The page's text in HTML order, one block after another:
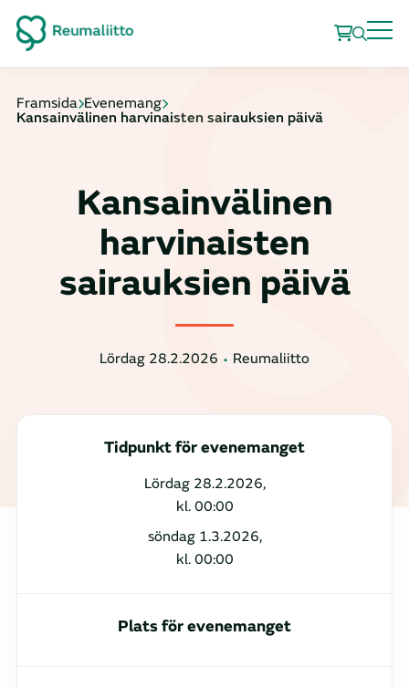
Framsida Evenemang
Kansainvälinen harvinaisten sairauksien päivä
Kansainvälinen
harvinaisten
sairauksien päivä
Lördag 28.2.2026 Reumaliitto
Tidpunkt för evenemanget
Lördag 28.2.2026,
kl. 00:00
söndag 1.3.2026,
kl. 00:00
Plats för evenemanget